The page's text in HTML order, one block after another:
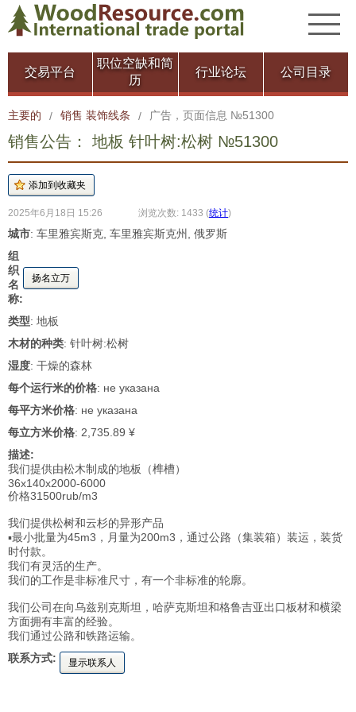
交易平台
职位空缺和简
历
行业论坛 公司目录
主要的 / 销售 装饰线条 / 广告，页面信息 №51300
销售公告： 地板 针叶树:松树 №51300
2025年6月18日 15:26 浏览次数: 1433 (统计)
城市: 车里雅宾斯克, 车里雅宾斯克州, 俄罗斯
组
织
名
称:
扬名立万
类型: 地板
木材的种类: 针叶树:松树
湿度: 干燥的森林
每个运行米的价格: не указана
每平方米价格: не указана
每立方米价格: 2,735.89 ¥
描述:
我们提供由松木制成的地板（榫槽）
36x140x2000-6000
价格31500rub/m3
我们提供松树和云杉的异形产品
▪最小批量为45m3，月量为200m3，通过公路（集装箱）装运，装货
时付款。
我们有灵活的生产。
我们的工作是非标准尺寸，有一个非标准的轮廓。
我们公司在向乌兹别克斯坦，哈萨克斯坦和格鲁吉亚出口板材和横梁
方面拥有丰富的经验。
我们通过公路和铁路运输。
联系方式:
显示联系人